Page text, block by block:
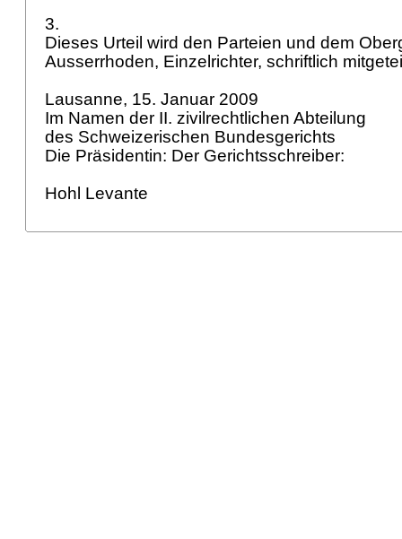
3.
Dieses Urteil wird den Parteien und dem
Ausserrhoden, Einzelrichter, schriftlich
Lausanne, 15. Januar 2009
Im Namen der II. zivilrechtlichen Abteilung
des Schweizerischen Bundesgerichts
Die Präsidentin: Der Gerichtsschreiber:
Hohl Levante